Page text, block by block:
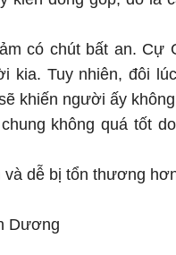
có chút bất an. Cự
kia. Tuy nhiên, đôi
khiến người ấy
không quá tốt
và dễ bị tổn thương
Dương